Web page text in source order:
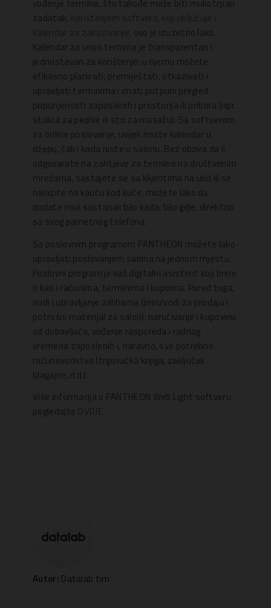
vođenje termina, što takođe može biti mukotrpan
zadatak. Korištenjem softvera, koji uključuje i
kalendar za zakazivanje, ovo je izuzetno lako.
Kalendar za unos termina je transparentan i
jednostavan za korištenje: u njemu možete
efikasno planirati, premiještati, otkazivati i
upravljati terminima i imati potpuni pregled
popunjenosti zaposlenih i prostorija ili pribora (npr.
stolica za pedikir ili sto za masažu). Sa softverom
za online poslovanje, uvijek imate kalendar u
džepu, čak i kada niste u salonu. Bez obzira da li
odgovarate na zahtjeve za termine na društvenim
mrežama, sastajete se sa klijentima na ulici ili se
nalazite na kauču kod kuće, možete lako da
dodate novi sastanak bilo kada, bilo gdje, direktno
sa svog pametnog telefona.
Sa poslovnim programom PANTHEON možete lako
upravljati poslovanjem salona na jednom mjestu.
Poslovni program je vaš digitalni asistent koji brine
o kas i računima, terminima i kupcima. Pored toga,
nudi i upravljanje zalihama (proizvodi za prodaju i
potrošni materijal za salon), naručivanje i kupovinu
od dobavljača, vođenje rasporeda i radnog
vremena zaposlenih i, naravno, sve potrebno
računovodstvo (trgovačka knjiga, zaključak
blagajne, itd.).
Više informacija o PANTHEON Web Light softveru
pogledajte OVDJE.
Autor: Datalab tim